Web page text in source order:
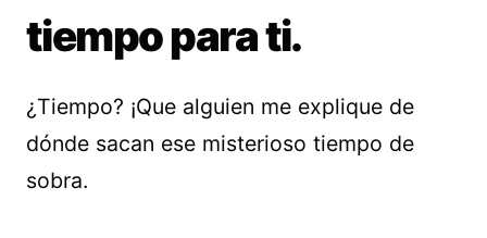
tiempo para ti.
¿Tiempo? ¡Que alguien me explique de
dónde sacan ese misterioso tiempo de
sobra.